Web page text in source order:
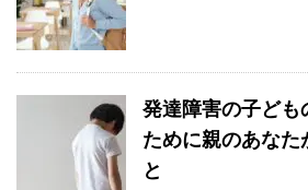
発達障害の子ども
ために親のあなた
と